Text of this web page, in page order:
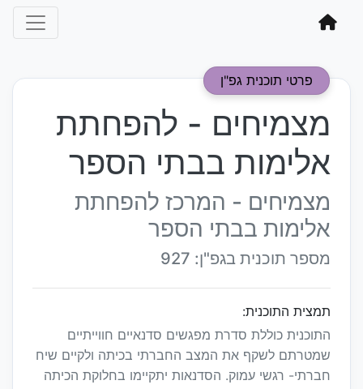
פרטי תוכנית גפ"ן
מצמיחים - להפחתת
אלימות בבתי הספר
מצמיחים - המרכז להפחתת
אלימות בבתי הספר
מספר תוכנית בגפ"ן: 927
תמצית התוכנית:
התוכנית כוללת סדרת מפגשים סדנאיים חווייתיים
שמטרתם לשקף את המצב החברתי בכיתה ולקיים שיח
חברתי- רגשי עמוק. הסדנאות יתקיימו בחלוקת הכיתה